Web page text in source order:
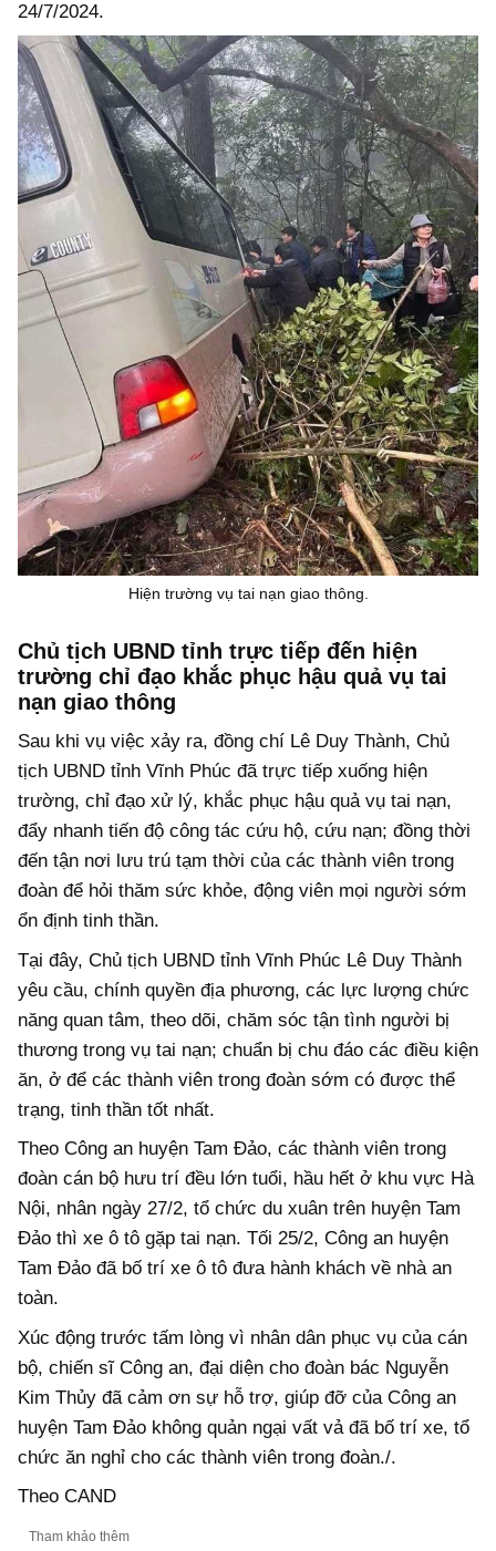
24/7/2024.
Hiện trường vụ tai nạn giao thông.
Chủ tịch UBND tỉnh trực tiếp đến hiện
trường chỉ đạo khắc phục hậu quả vụ tai
nạn giao thông
Sau khi vụ việc xảy ra, đồng chí Lê Duy Thành, Chủ
tịch UBND tỉnh Vĩnh Phúc đã trực tiếp xuống hiện
trường, chỉ đạo xử lý, khắc phục hậu quả vụ tai nạn,
đẩy nhanh tiến độ công tác cứu hộ, cứu nạn; đồng thời
đến tận nơi lưu trú tạm thời của các thành viên trong
đoàn để hỏi thăm sức khỏe, động viên mọi người sớm
ổn định tinh thần.
Tại đây, Chủ tịch UBND tỉnh Vĩnh Phúc Lê Duy Thành
yêu cầu, chính quyền địa phương, các lực lượng chức
năng quan tâm, theo dõi, chăm sóc tận tình người bị
thương trong vụ tai nạn; chuẩn bị chu đáo các điều kiện
ăn, ở để các thành viên trong đoàn sớm có được thể
trạng, tinh thần tốt nhất.
Theo Công an huyện Tam Đảo, các thành viên trong
đoàn cán bộ hưu trí đều lớn tuổi, hầu hết ở khu vực Hà
Nội, nhân ngày 27/2, tổ chức du xuân trên huyện Tam
Đảo thì xe ô tô gặp tai nạn. Tối 25/2, Công an huyện
Tam Đảo đã bố trí xe ô tô đưa hành khách về nhà an
toàn.
Xúc động trước tấm lòng vì nhân dân phục vụ của cán
bộ, chiến sĩ Công an, đại diện cho đoàn bác Nguyễn
Kim Thủy đã cảm ơn sự hỗ trợ, giúp đỡ của Công an
huyện Tam Đảo không quản ngại vất vả đã bố trí xe, tổ
chức ăn nghỉ cho các thành viên trong đoàn./.
Theo CAND
Tham khảo thêm